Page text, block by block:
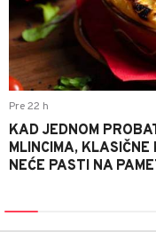
Pre 22 h
KAD JEDNOM
MLINCIMA, KLASIČNE
NEĆE PASTI NA